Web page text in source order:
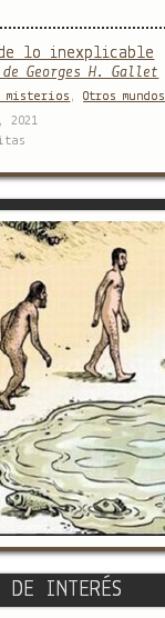
lo inexplicable
Georges H. Gallet
misterios ,Otros mundos
2021
DE INTERÉS